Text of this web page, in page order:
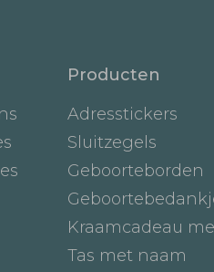
Producten
Adresstickers
Sluitzegels
Geboorteborden
Kraamcadeau
Tas met naam